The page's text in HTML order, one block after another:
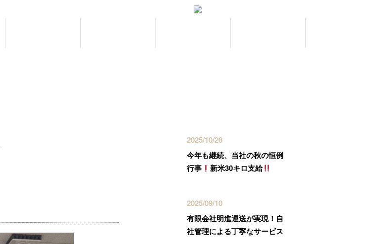
2025/10/28
今年も継続、当社の秋の恒例
行事
新米30キロ支給
2025/09/10
有限会社明進運送が実現！自
社管理による丁寧なサービス